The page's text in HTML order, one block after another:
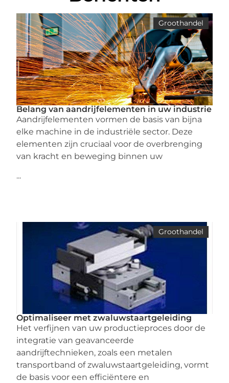
Groothandel
Belang van aandrijfelementen in uw industrie
Aandrijfelementen vormen de basis van bijna
elke machine in de industriële sector. Deze
elementen zijn cruciaal voor de overbrenging
van kracht en beweging binnen uw
...
Groothandel
Optimaliseer met zwaluwstaartgeleiding
Het verfijnen van uw productieproces door de
integratie van geavanceerde
aandrijftechnieken, zoals een metalen
transportband of zwaluwstaartgeleiding, vormt
de basis voor een efficiëntere en